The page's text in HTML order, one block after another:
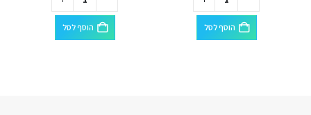
הוסף לסל הוסף לסל